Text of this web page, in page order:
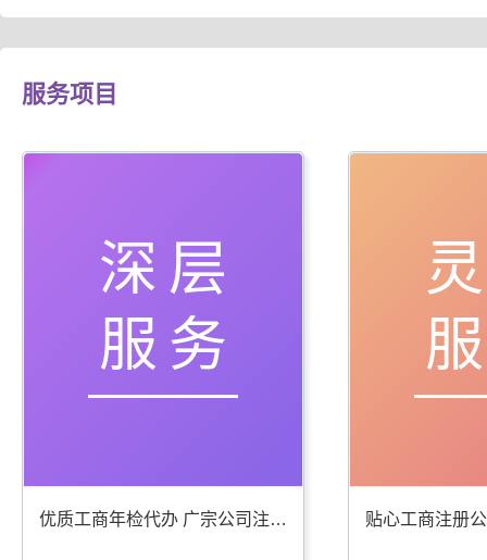
服务项目
深层
服务
优质工商年检代办 广宗公司注册服务棒